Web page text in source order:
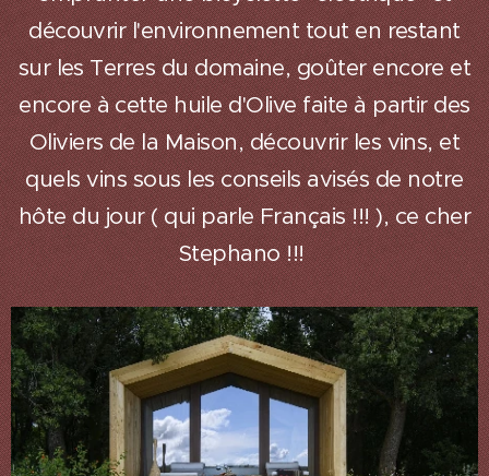
découvrir l'environnement tout en restant
sur les Terres du domaine, goûter encore et
encore à cette huile d'Olive faite à partir des
Oliviers de la Maison, découvrir les vins, et
quels vins sous les conseils avisés de notre
hôte du jour ( qui parle Français !!! ), ce cher
Stephano !!!